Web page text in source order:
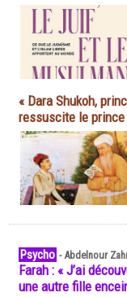
« Dara Shukoh,
ressuscite le
Psycho -Abdelnour
Farah : « J’ai
une autre fille